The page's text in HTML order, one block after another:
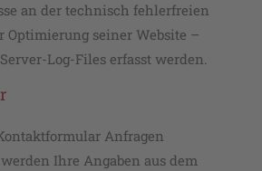
an der technisch fehlerfreien
Optimierung seiner Website –
Log-Files erfasst werden.
Anfragen
Ihre Angaben aus dem